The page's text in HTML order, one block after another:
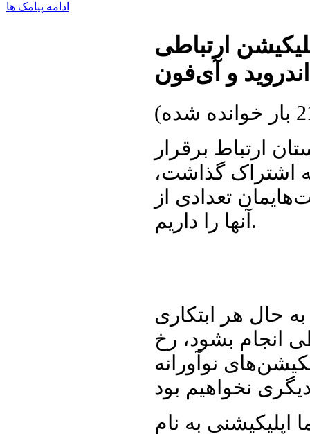
ادامه پیامک ها
ارتباطی
و آی‌فون
شده
)
ارتباط برقرار
اشتراک گذاشت،
تعدادی از
آنها را داریم.
حال هر ابتکاری
انجام بشود، رخ
نوآورانه